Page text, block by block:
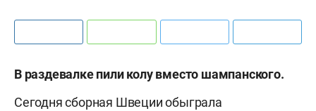
В раздевалке пили колу вместо шампанского.
Сегодня сборная Швеции обыграла